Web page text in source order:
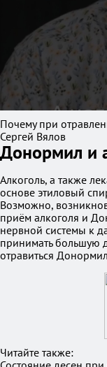
Почему при
Сергей Вялов
Донормил и
Алкоголь, а также
основе этиловый
Возможно,
приём алкоголя и
нервной системы к
принимать большую
отравиться
Читайте также: